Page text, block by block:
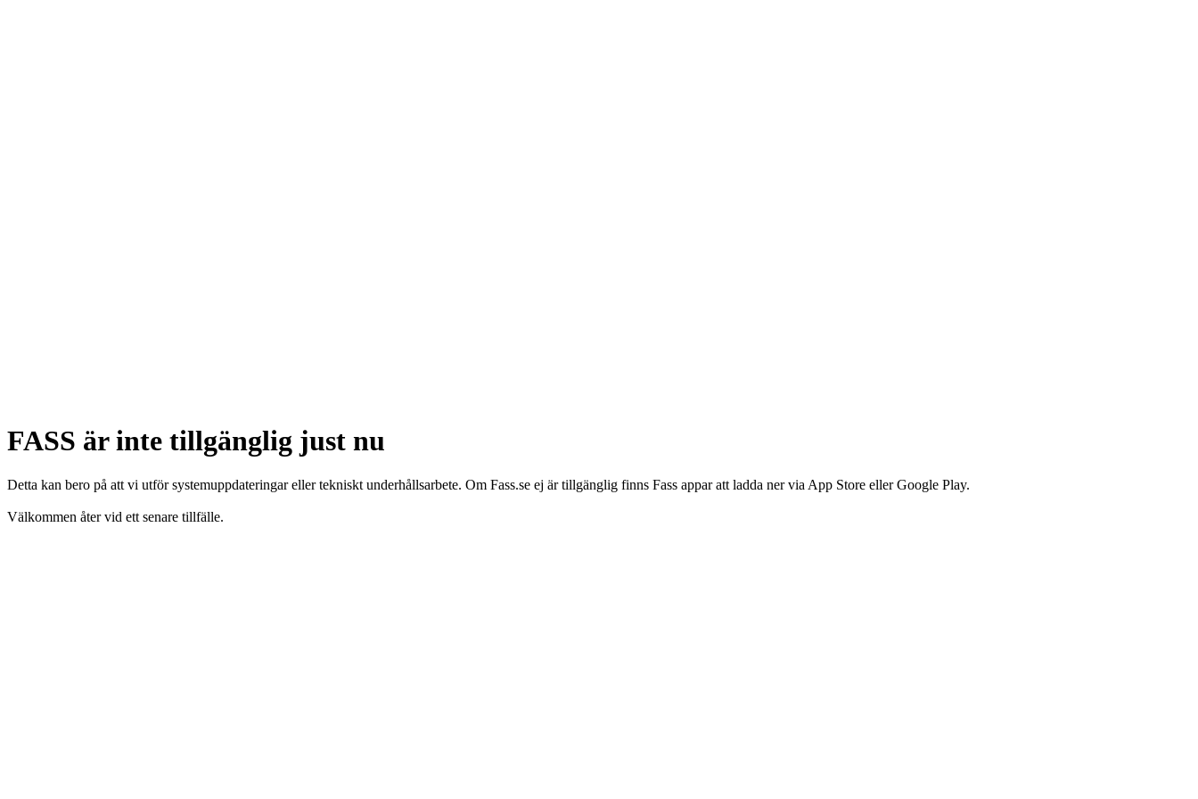
FASS är inte tillgänglig just nu
Detta kan bero på att vi utför systemuppdateringar eller tekniskt underhållsarbete. Om Fass.se ej är tillgänglig finns Fass appar att ladda ner via App Store eller Google Play.
Välkommen åter vid ett senare tillfälle.